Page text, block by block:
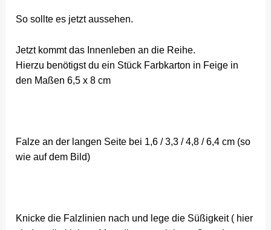
So sollte es jetzt aussehen.
Jetzt kommt das Innenleben an die Reihe.
Hierzu benötigst du ein Stück Farbkarton in Feige in
den Maßen 6,5 x 8 cm
Falze an der langen Seite bei 1,6 / 3,3 / 4,8 / 6,4 cm (so
wie auf dem Bild)
Knicke die Falzlinien nach und lege die Süßigkeit ( hier